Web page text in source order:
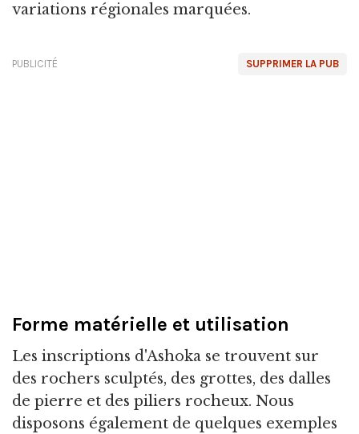
variations régionales marquées.
SUPPRIMER LA PUB
PUBLICITÉ
Forme matérielle et utilisation
Les inscriptions d'Ashoka se trouvent sur
des rochers sculptés, des grottes, des dalles
de pierre et des piliers rocheux. Nous
disposons également de quelques exemples